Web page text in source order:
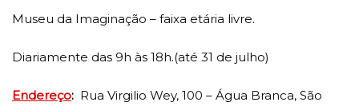
Museu da Imaginação – faixa etária livre.
Diariamente das 9h às 18h.(até 31 de julho)
Endereço: Rua Virgilio Wey, 100 – Água Branca, São